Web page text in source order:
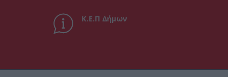
Κ.Ε.Π Δήμων